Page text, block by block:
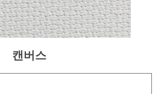
캔버스